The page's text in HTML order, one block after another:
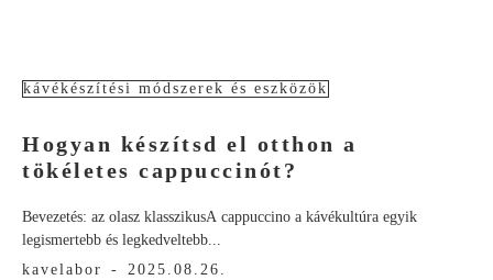
kávékészítési módszerek és eszközök
Hogyan készítsd el otthon a
tökéletes cappuccinót?
Bevezetés: az olasz klasszikusA cappuccino a kávékultúra egyik
legismertebb és legkedveltebb...
kavelabor
- 2025.08.26.